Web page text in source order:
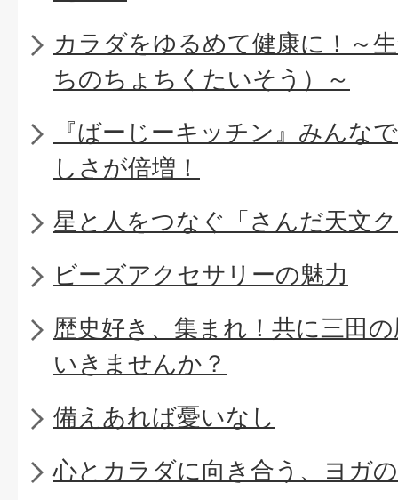
カラダをゆるめて健康に！～
ちのちょちくたいそう）～
『ばーじーキッチン』みんな
しさが倍増！
星と人をつなぐ「さんだ天文
ビーズアクセサリーの魅力
歴史好き、集まれ！共に三田
いきませんか？
備えあれば憂いなし
心とカラダに向き合う、ヨガ